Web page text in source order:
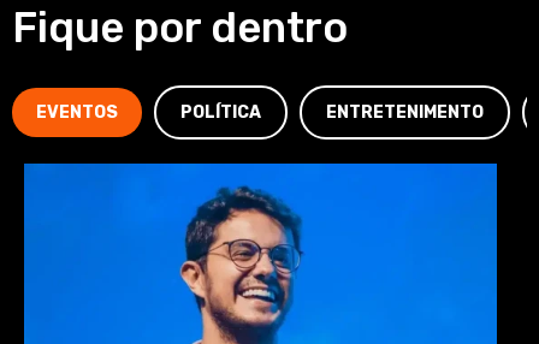
Fique por dentro
EVENTOS POLÍTICA ENTRETENIMENTO